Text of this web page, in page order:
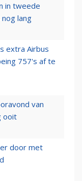
in tweede
lang
extra Airbus
757's af te
van
ooit
door met